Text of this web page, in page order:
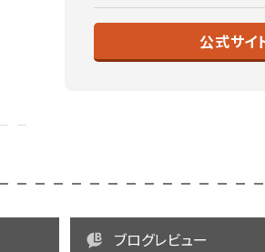
公式サイ
ブログレビュー